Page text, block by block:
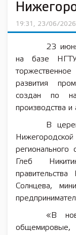
19:31, 23/06/2026
23
на базе НГТУ
развития
создан по
производства и
В
Нижегородской
регионального
Глеб
Солнцева,
«В